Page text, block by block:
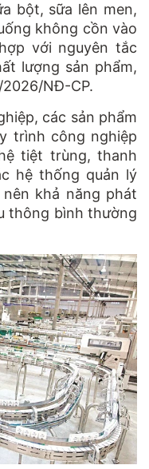
bột, sữa lên men,
không cồn vào
với nguyên tắc
lượng sản phẩm,
NĐ-CP.
các sản phẩm
trình công nghiệp
tiệt trùng, thanh
hệ thống quản lý
nên khả năng phát
thông bình thường